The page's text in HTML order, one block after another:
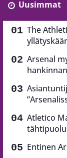
Uusimmat
The
Arsenal
Atletico
Entinen